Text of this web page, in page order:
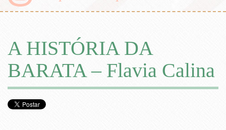
A HISTÓRIA DA
BARATA – Flavia Calina